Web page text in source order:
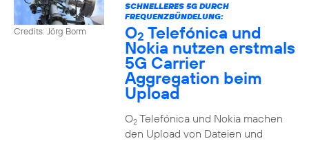
Credits: Jörg Borm
SCHNELLERES 5G DURCH
FREQUENZBÜNDELUNG:
O2 Telefónica und
Nokia nutzen erstmals
5G Carrier
Aggregation beim
Upload
O2Telefónica und Nokia machen
den Upload von Dateien und